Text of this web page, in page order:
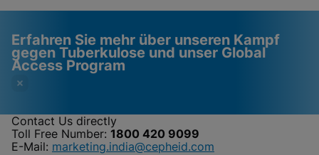
Erfahren Sie mehr über unseren Kampf
gegen Tuberkulose und unser Global
Access Program
Videos erfordern, dass
Funktionale Cookies
Contact Us directly
Toll Free Number: 1800 420 9099
E-Mail: marketing.india@cepheid.com